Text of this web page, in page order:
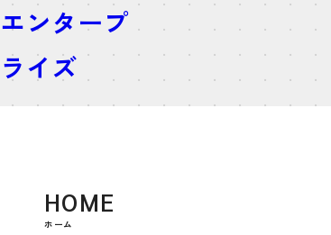
HOME
ホーム